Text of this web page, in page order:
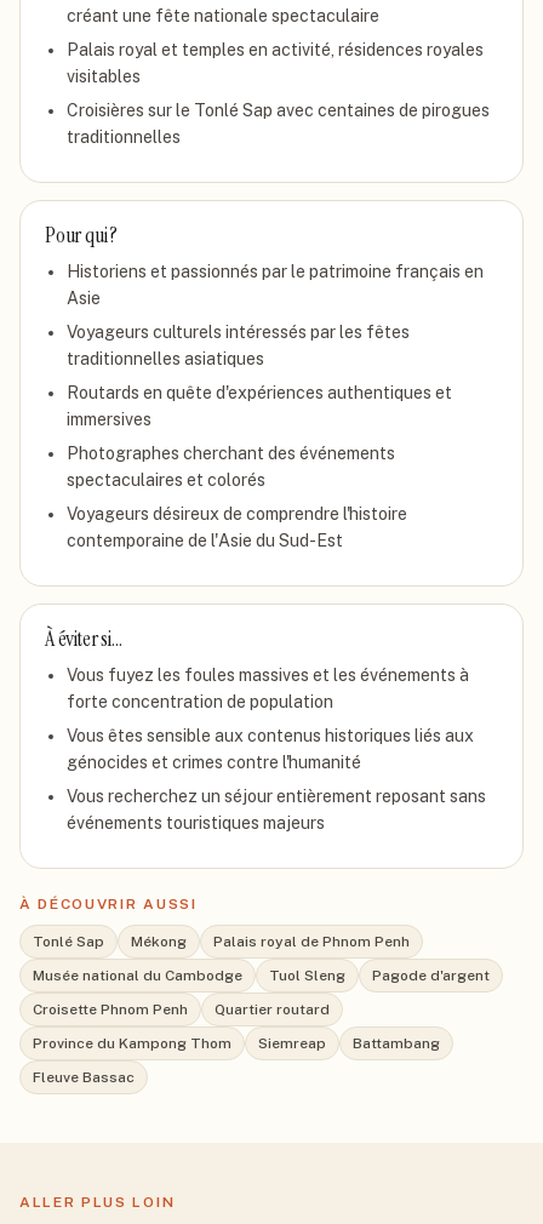
créant une fête nationale spectaculaire
Palais royal et temples en activité, résidences royales
visitables
Croisières sur le Tonlé Sap avec centaines de pirogues
traditionnelles
Pour qui ?
Historiens et passionnés par le patrimoine français en
Asie
Voyageurs culturels intéressés par les fêtes
traditionnelles asiatiques
Routards en quête d'expériences authentiques et
immersives
Photographes cherchant des événements
spectaculaires et colorés
Voyageurs désireux de comprendre l'histoire
contemporaine de l'Asie du Sud-Est
À éviter si…
Vous fuyez les foules massives et les événements à
forte concentration de population
Vous êtes sensible aux contenus historiques liés aux
génocides et crimes contre l'humanité
Vous recherchez un séjour entièrement reposant sans
événements touristiques majeurs
À DÉCOUVRIR AUSSI
Tonlé Sap Mékong
Palais royal de Phnom Penh
Musée national du Cambodge
Tuol Sleng
Pagode d'argent
Croisette Phnom Penh
Quartier routard
Province du Kampong Thom
Siemreap
Battambang
Fleuve Bassac
ALLER PLUS LOIN